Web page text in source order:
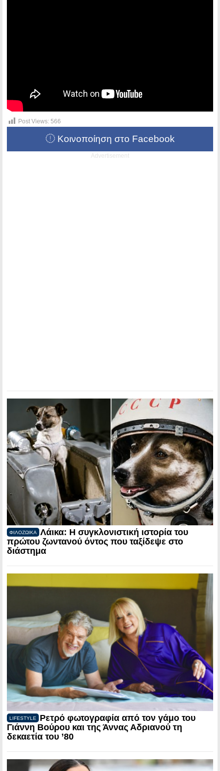
Post Views: 566
Κοινοποίηση στο Facebook
Advertisement
ΦΙΛΟΖΩΙΚΑ
Λάικα: Η συγκλονιστική ιστορία του
πρώτου ζωντανού όντος που ταξίδεψε στο
διάστημα
LIFESTYLE
Ρετρό φωτογραφία από τον γάμο του
Γιάννη Βούρου και της Άννας Αδριανού τη
δεκαετία του ’80